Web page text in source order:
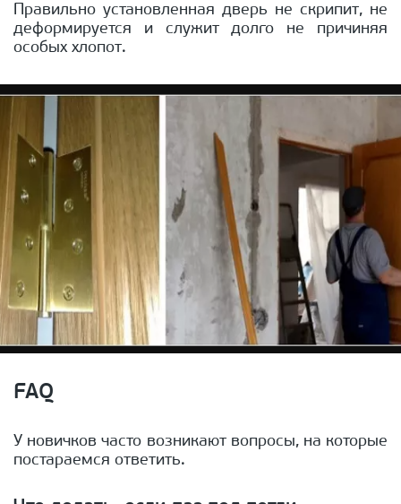
Правильно установленная дверь не скрипит, не
деформируется и служит долго не причиняя
особых хлопот.
FAQ
У новичков часто возникают вопросы, на которые
постараемся ответить.